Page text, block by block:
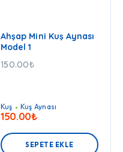
Ahşap Mini Kuş Aynası
Model 1
150.00₺
Kuş Kuş Aynası
150.00₺
SEPETE EKLE